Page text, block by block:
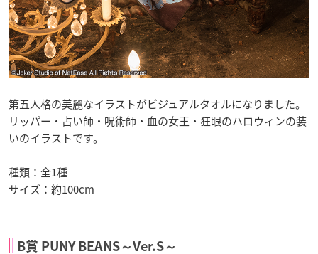
第五人格の美麗なイラストがビジュアルタオルになりました。
リッパー・占い師・呪術師・血の女王・狂眼のハロウィンの装
いのイラストです。
種類：全1種
サイズ：約100cm
B賞 PUNY BEANS～Ver.S～